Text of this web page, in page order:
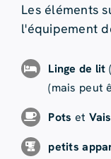
Les éléments
l'équipement
Linge de lit
(mais peut
Pots et
petits